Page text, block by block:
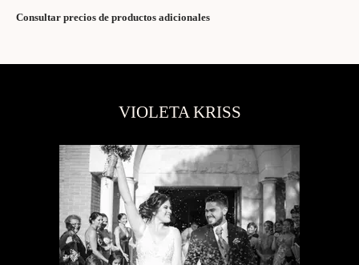
Consultar precios de productos adicionales
VIOLETA KRISS